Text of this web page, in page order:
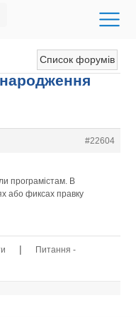
Список форумів
#22604
програмістам. В
або фиксах правку
|
Питання -